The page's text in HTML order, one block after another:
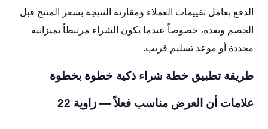
الدفع بعامل تقييمات العملاء ومقارنة النتيجة بسعر المنتج قبل
الخصم وبعده، خصوصاً عندما يكون الشراء مرتبطاً بميزانية
محددة أو موعد تسليم قريب.
طريقة تطبيق خطة شراء ذكية خطوة بخطوة
علامات أن العرض مناسب فعلاً — زاوية 22